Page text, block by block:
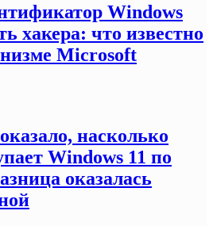
Windows
хакера: что известно
Microsoft
насколько
Windows 11 по
оказалась